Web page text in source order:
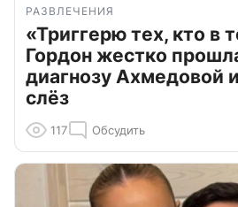
РАЗВЛЕЧЕНИЯ
«Триггерю тех, кто в
Гордон жестко
диагнозу Ахмедовой
слёз
117 Обсудить